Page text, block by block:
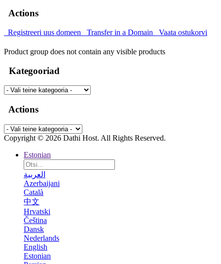
Actions
Registreeri uus domeen Transfer in a Domain Vaata ostukorvi
Product group does not contain any visible products
Kategooriad
Actions
Copyright © 2026 Dathi Host. All Rights Reserved.
Estonian
العربية
Azerbaijani
Català
中文
Hrvatski
Čeština
Dansk
Nederlands
English
Estonian